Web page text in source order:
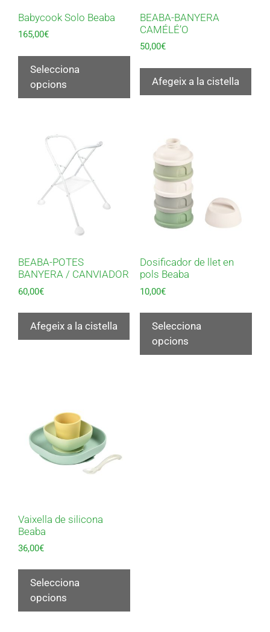
Babycook Solo Beaba
165,00€
Selecciona
opcions
BEABA-BANYERA
CAMÉLÉ’O
50,00€
Afegeix a la cistella
BEABA-POTES
BANYERA / CANVIADOR
60,00€
Afegeix a la cistella
Dosificador de llet en
pols Beaba
10,00€
Selecciona
opcions
Vaixella de silicona
Beaba
36,00€
Selecciona
opcions